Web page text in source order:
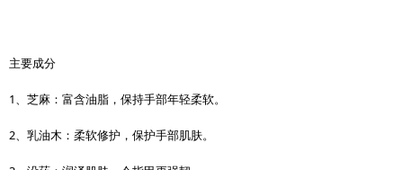
主要成分
1、芝麻：富含油脂，保持手部年轻柔软。
2、乳油木：柔软修护，保护手部肌肤。